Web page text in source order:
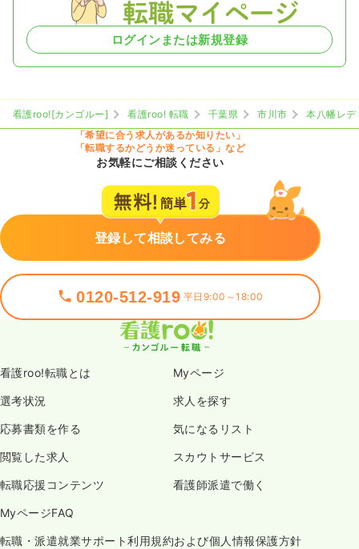
ログインまたは新規登録
看護roo![カンゴルー] 看護roo! 転職 千葉県 市川市
本八幡レ
「希望に合う求人があるか知りたい」
「転職するかどうか迷っている」など
お気軽にご相談ください
登録して相談してみる
0120-512-919 平日9:00～18:00
看護roo!転職とは Myページ
選考状況 求人を探す
応募書類を作る 気になるリスト
閲覧した求人 スカウトサービス
転職応援コンテンツ 看護師派遣で働く
MyページFAQ
転職・派遣就業サポート利用規約および個人情報保護方針